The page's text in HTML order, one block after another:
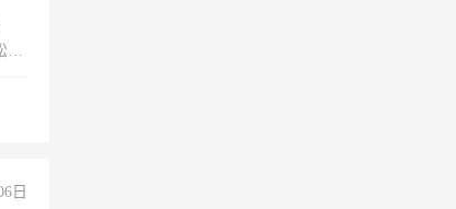
，
日